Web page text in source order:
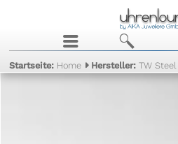
j b
Startseite: Home Hersteller:TW Steel